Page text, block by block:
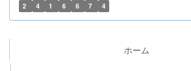
2 4 1 6 6 7 4
ホーム